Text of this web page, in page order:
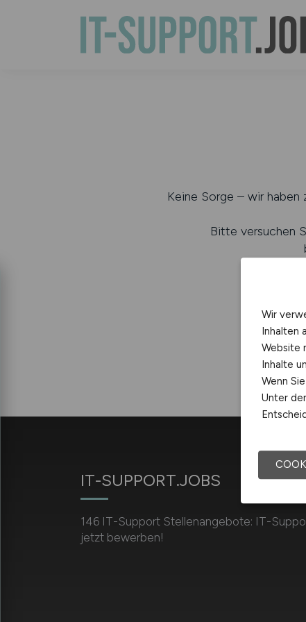
Keine Sorge – wir haben
Bitte versuchen
IT-SUPPORT.JOBS
146 IT-Support Stellenangebote: IT-
jetzt bewerben!
Wir
Inhalten
Website
Inhalte
Wenn
Unter